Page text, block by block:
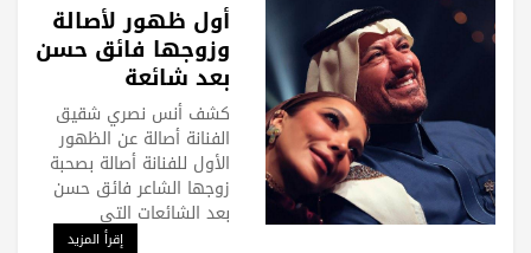
أول ظهور لأصالة
وزوجها فائق حسن
بعد شائعة
انفصالهما
كشف أنس نصري شقيق
الفنانة أصالة عن الظهور
الأول للفنانة أصالة بصحبة
زوجها الشاعر فائق حسن
بعد الشائعات التي
إقرأ المزيد